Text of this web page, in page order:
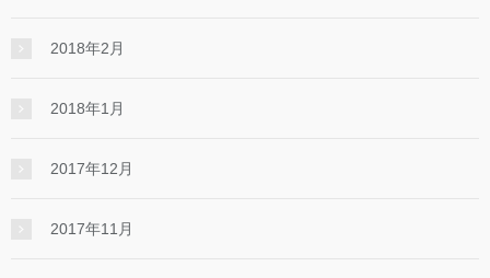
2018年2月
2018年1月
2017年12月
2017年11月